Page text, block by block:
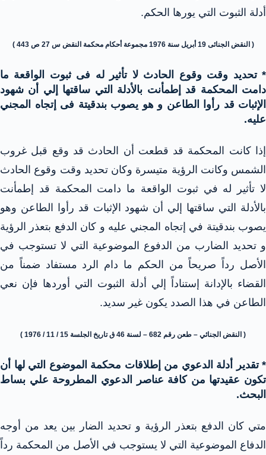
أدلة الثبوت التي يورها الحكم.
( النقض الجنائى 19 أبريل سنة 1976 مجموعة أحكام محكمة النقض س 27 ص 443 )
* تحديد وقت وقوع الحادث لا تأثير له فى ثبوت الواقعة ما
دامت المحكمة قد إطمأنت بالأدلة التي ساقتها إلي أن شهود
الإثبات قد رأوا الطاعن و هو يصوب بندقيتة فى إتجاه المجني
عليه.
إذا كانت المحكمة قد قطعت أن الحادث قد وقع قبل غروب
الشمس وكانت الرؤية متيسرة وكان تحديد وقت وقوع الحادث
لا تأثير له في ثبوت الواقعة ما دامت المحكمة قد إطمأنت
بالأدلة التي ساقتها إلي أن شهود الإثبات قد رأوا الطاعن وهو
يصوب بندقيتة في إتجاه المجني عليه و كان الدفع بتعذر الرؤية
و تحديد الضارب من الدفوع الموضوعية التي لا تستوجب في
الأصل رداً صريحاً من الحكم ما دام الرد مستفاد ضمناً من
القضاء بالإدانة إستناداً إلي أدلة الثبوت التي أوردها فإن نعي
الطاعن في هذا الصدد يكون غير سديد.
( النقض الجنائي – طعن رقم 682 – لسنة 46 ق تاريخ الجلسة 15 / 11 / 1976 )
* تقدير أدلة الدعوي من إطلاقات محكمة الموضوع التي لها أن
تكون عقيدتها من كافة عناصر الدعوي المطروحة علي بساط
البحث.
متي كان الدفع بتعذر الرؤية و تحديد الضار بين يعد من أوجه
الدفاع الموضوعية التي لا يستوجب في الأصل من المحكمة رداً